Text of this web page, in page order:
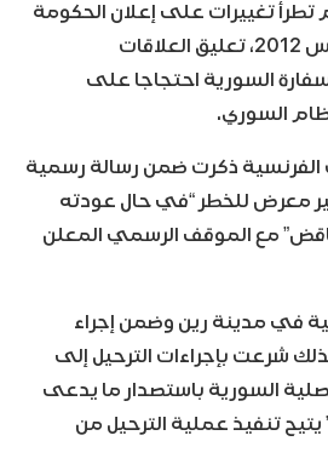
تطرأ تغييرات على إعلان الحكومة
الفرنسية، عام آذار/مارس 2012، تعليق العلاقات
السورية احتجاجا على
السوري.
الفرنسية ذكرت ضمن رسالة رسمية
معرض للخطر “في حال عودته
مع الموقف الرسمي المعلن
في مدينة رين وضمن إجراء
بذلك شرعت بإجراءات الترحيل إلى
السورية باستصدار ما يدعى
تنفيذ عملية الترحيل من